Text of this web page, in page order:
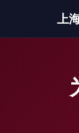
上